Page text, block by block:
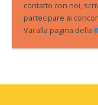
contatto con noi,
partecipare ai
Vai alla pagina della